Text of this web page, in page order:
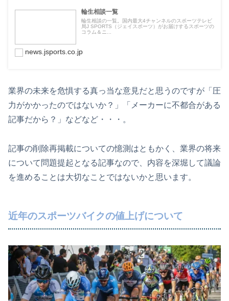
輪生相談一覧
輪生相談の一覧。国内最大4チャンネルのスポーツテレビ
局J SPORTS（ジェイスポーツ）がお届けするスポーツの
コラム＆ニ...
news.jsports.co.jp
業界の未来を危惧する真っ当な意見だと思うのですが「圧
力がかかったのではないか？」「メーカーに不都合がある
記事だから？」などなど・・・。
記事の削除再掲載についての憶測はともかく、業界の将来
について問題提起となる記事なので、内容を深堀して議論
を進めることは大切なことではないかと思います。
近年のスポーツバイクの値上げについて